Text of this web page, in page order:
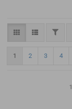
1 2 3 4
1